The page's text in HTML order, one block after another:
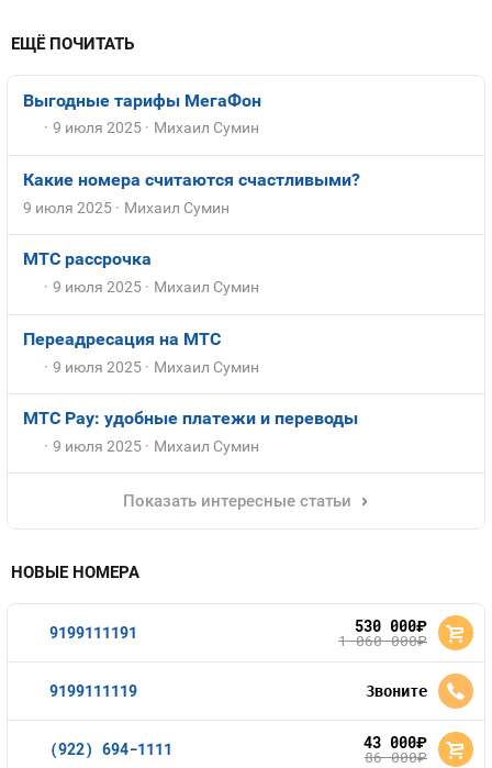
ЕЩЁ ПОЧИТАТЬ
Выгодные тарифы МегаФон
9 июля 2025 Михаил Сумин
Какие номера считаются счастливыми?
9 июля 2025 Михаил Сумин
МТС рассрочка
9 июля 2025 Михаил Сумин
Переадресация на МТС
9 июля 2025 Михаил Сумин
МТС Pay: удобные платежи и переводы
9 июля 2025 Михаил Сумин
Показать интересные статьи
НОВЫЕ НОМЕРА
9199111191 530 000руб.
1 060 000руб.
9199111119 Звоните
(922) 694-1111 43 000руб.
86 000руб.